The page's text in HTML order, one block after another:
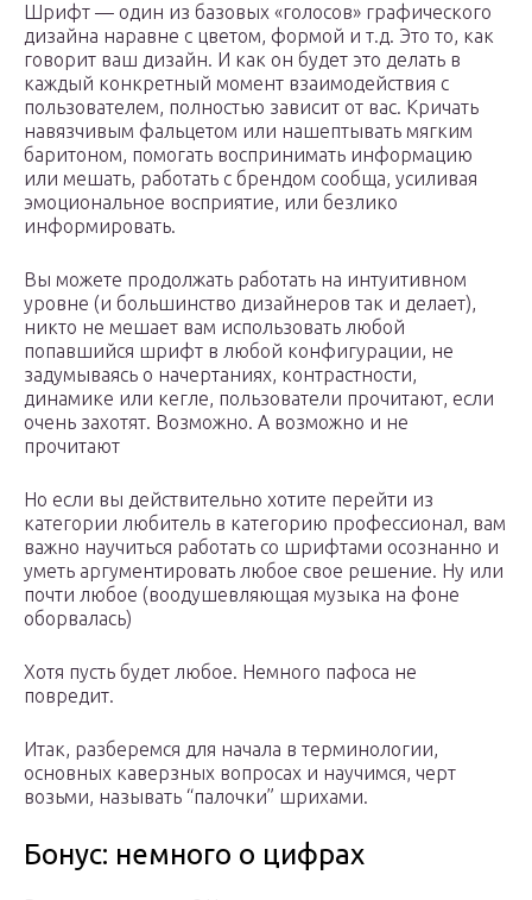
Шрифт — один из базовых «голосов» графического
дизайна наравне с цветом, формой и т.д. Это то, как
говорит ваш дизайн. И как он будет это делать в
каждый конкретный момент взаимодействия с
пользователем, полностью зависит от вас. Кричать
навязчивым фальцетом или нашептывать мягким
баритоном, помогать воспринимать информацию
или мешать, работать с брендом сообща, усиливая
эмоциональное восприятие, или безлико
информировать.
Вы можете продолжать работать на интуитивном
уровне (и большинство дизайнеров так и делает),
никто не мешает вам использовать любой
попавшийся шрифт в любой конфигурации, не
задумываясь о начертаниях, контрастности,
динамике или кегле, пользователи прочитают, если
очень захотят. Возможно. А возможно и не
прочитают
Но если вы действительно хотите перейти из
категории любитель в категорию профессионал, вам
важно научиться работать со шрифтами осознанно и
уметь аргументировать любое свое решение. Ну или
почти любое (воодушевляющая музыка на фоне
оборвалась)
Хотя пусть будет любое. Немного пафоса не
повредит.
Итак, разберемся для начала в терминологии,
основных каверзных вопросах и научимся, черт
возьми, называть “палочки” шрихами.
Бонус: немного о цифрах